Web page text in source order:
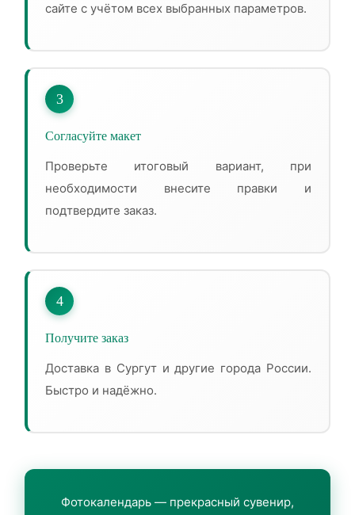
сайте с учётом всех выбранных параметров.
3
Согласуйте макет
Проверьте итоговый вариант, при
необходимости внесите правки и
подтвердите заказ.
4
Получите заказ
Доставка в Сургут и другие города России.
Быстро и надёжно.
Фотокалендарь — прекрасный сувенир,